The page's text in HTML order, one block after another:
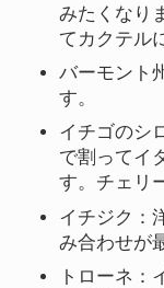
みたくなり
てカクテル
バーモント
す。
イチゴのシ
で割ってイ
す。チェリ
イチジク：
み合わせが
トローネ：